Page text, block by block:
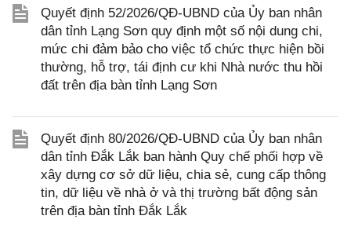
Quyết định 52/2026/QĐ-UBND của Ủy ban nhân
dân tỉnh Lạng Sơn quy định một số nội dung chi,
mức chi đảm bảo cho việc tổ chức thực hiện bồi
thường, hỗ trợ, tái định cư khi Nhà nước thu hồi
đất trên địa bàn tỉnh Lạng Sơn
Quyết định 80/2026/QĐ-UBND của Ủy ban nhân
dân tỉnh Đắk Lắk ban hành Quy chế phối hợp về
xây dựng cơ sở dữ liệu, chia sẻ, cung cấp thông
tin, dữ liệu về nhà ở và thị trường bất động sản
trên địa bàn tỉnh Đắk Lắk